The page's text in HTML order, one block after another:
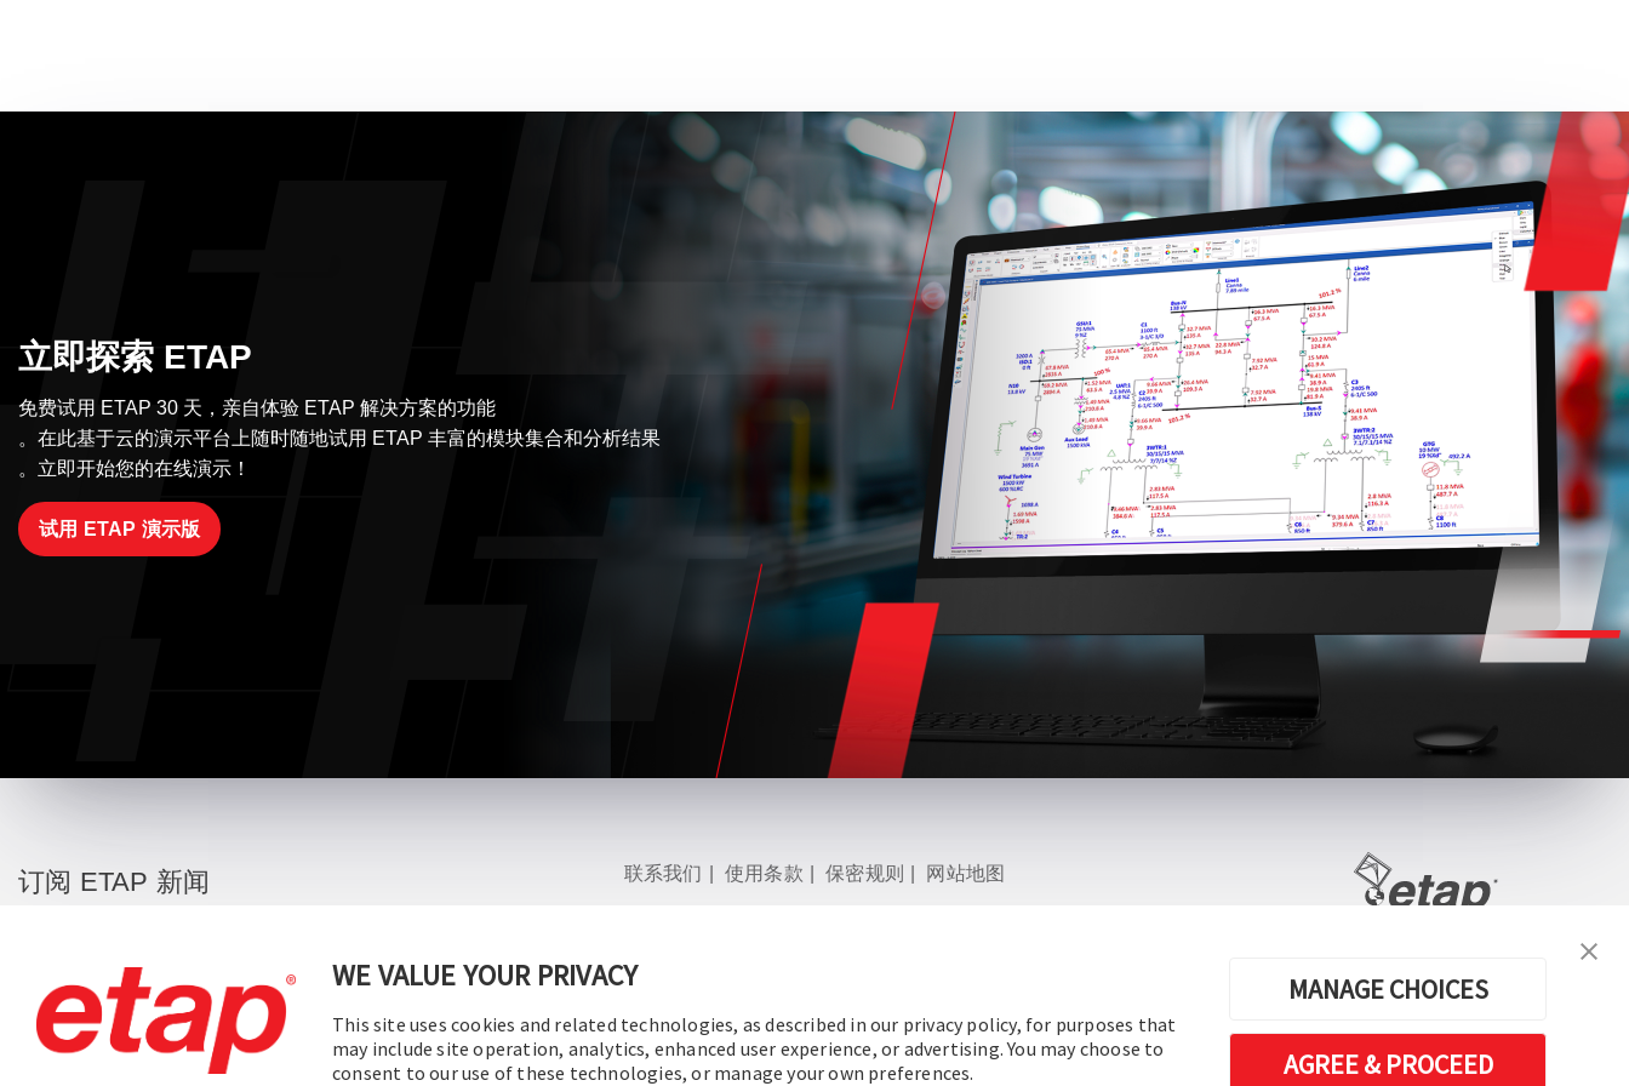
WE VALUE YOUR PRIVACY
This site uses cookies and related technologies, as described in our privacy policy, for purposes that
may include site operation, analytics, enhanced user experience, or advertising. You may choose to
consent to our use of these technologies, or manage your own preferences.
MANAGE CHOICES
AGREE & PROCEED
立即探索 ETAP
免费试用 ETAP 30 天，亲自体验 ETAP 解决方案的功能
。在此基于云的演示平台上随时随地试用 ETAP 丰富的模块集合和分析结果
。立即开始您的在线演示！
试用 ETAP 演示版
订阅 ETAP 新闻
销等信息。
订阅
联系我们 使用条款 保密规则 网站地图
© 2016-2026 操作技术有限公司版权所有